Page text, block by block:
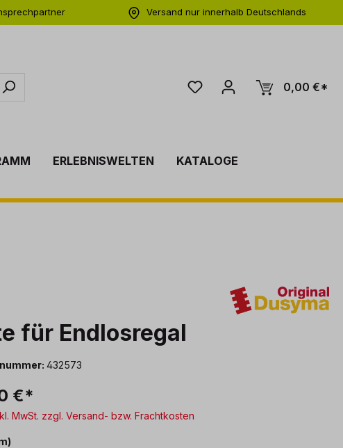
Versand nur innerhalb Deutschlands
0,00 €*
ERLEBNISWELTEN
KATALOGE
für Endlosregal
432573
€*
MwSt. zzgl. Versand- bzw. Frachtkosten